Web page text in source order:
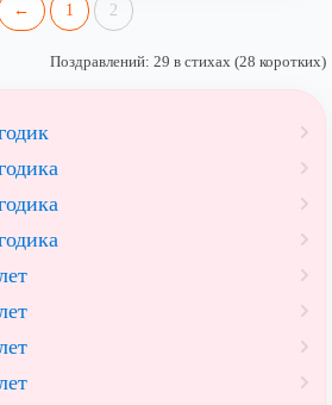
← 1 2
Поздравлений: 29 в стихах (28 коротких)